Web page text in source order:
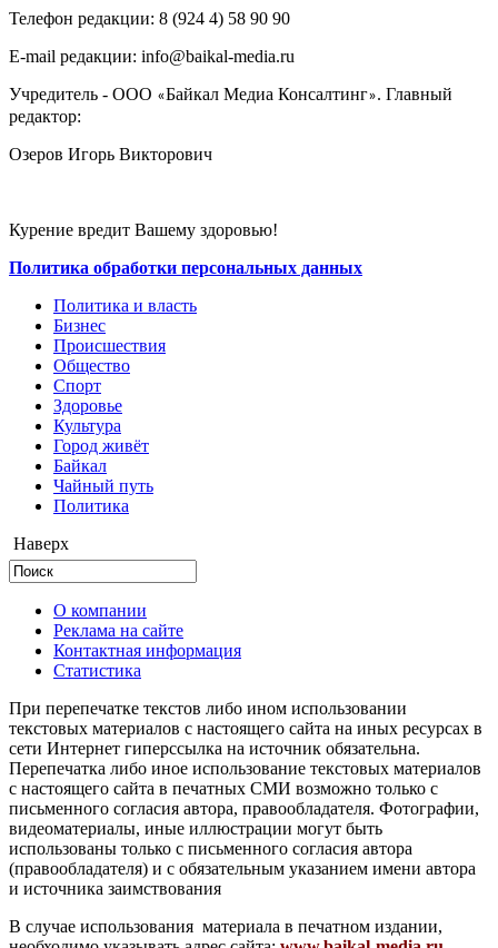
Телефон редакции: ‎‎8 (924 4) 58 90 90
E-mail редакции: info@baikal-media.ru
Учредитель - ООО «Байкал Медиа Консалтинг». Главный
редактор:
Озеров Игорь Викторович
Курение вредит Вашему здоровью!
Политика обработки персональных данных
Политика и власть
Бизнес
Происшествия
Общество
Cпорт
Здоровье
Культура
Город живёт
Байкал
Чайный путь
Политика
Наверх
О компании
Реклама на сайте
Контактная информация
Статистика
При перепечатке текстов либо ином использовании
текстовых материалов с настоящего сайта на иных ресурсах в
сети Интернет гиперссылка на источник обязательна.
Перепечатка либо иное использование текстовых материалов
с настоящего сайта в печатных СМИ возможно только с
письменного согласия автора, правообладателя. Фотографии,
видеоматериалы, иные иллюстрации могут быть
использованы только с письменного согласия автора
(правообладателя) и с обязательным указанием имени автора
и источника заимствования
В случае использования материала в печатном издании,